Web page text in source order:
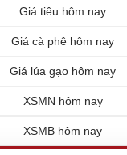
Giá tiêu hôm nay
Giá cà phê hôm nay
Giá lúa gạo hôm nay
XSMN hôm nay
XSMB hôm nay